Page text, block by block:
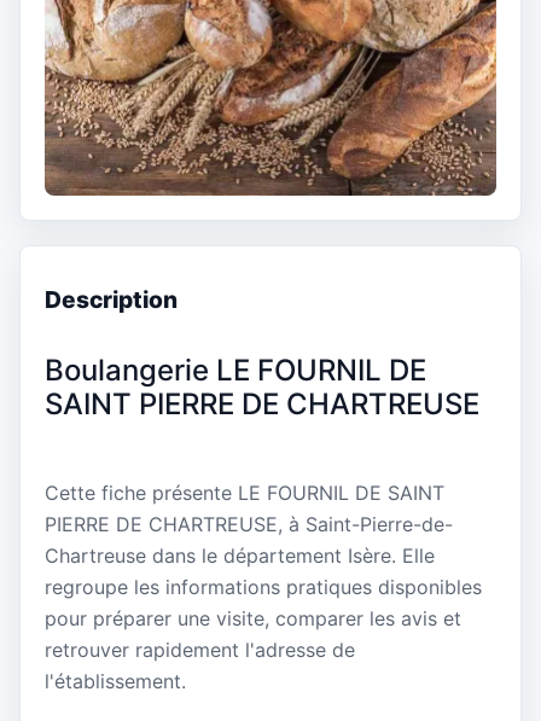
Description
Boulangerie LE FOURNIL DE
SAINT PIERRE DE CHARTREUSE
Cette fiche présente LE FOURNIL DE SAINT
PIERRE DE CHARTREUSE, à Saint-Pierre-de-
Chartreuse dans le département Isère. Elle
regroupe les informations pratiques disponibles
pour préparer une visite, comparer les avis et
retrouver rapidement l'adresse de
l'établissement.